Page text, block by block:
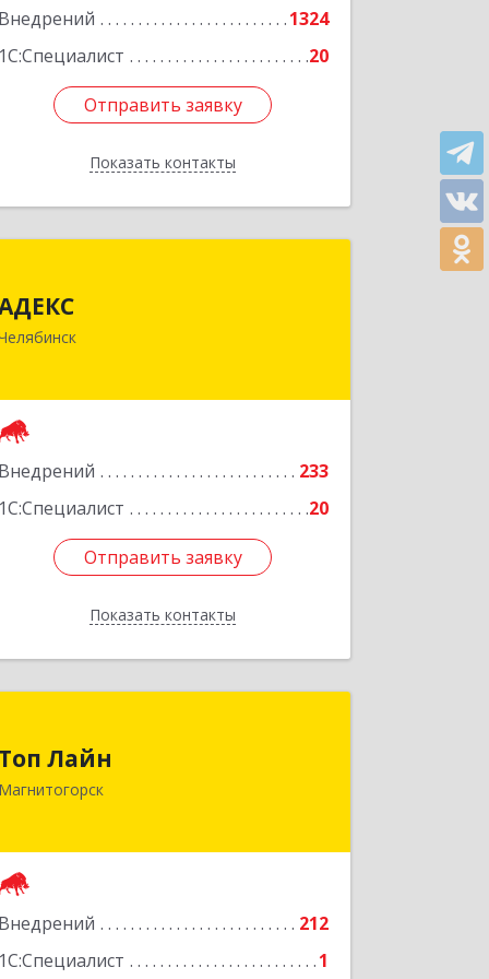
Внедрений
1324
1С:Специалист
20
Отправить заявку
Показать контакты
Отправить заявку
Назад
Внедрений
233
1С:Специалист
20
Отправить заявку
Показать контакты
454080, Челябинская обл, Челябинск г,
Смирных ул, дом № 15А, пом.51
Подробнее
Отправить заявку
Назад
Топ Лайн
Магнитогорск
Внедрений
212
1С:Специалист
1
Магнитогорск г, Галиуллина ул, дом